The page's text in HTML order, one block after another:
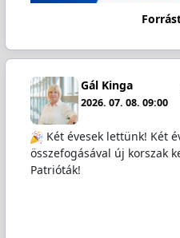
Gál Kinga
2026. 07. 08. 09:00
Két évesek lettünk! Két
összefogásával új korszak
Patrióták!